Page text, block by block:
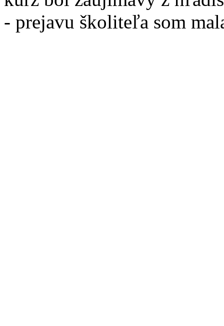
- prejavu školiteľa som